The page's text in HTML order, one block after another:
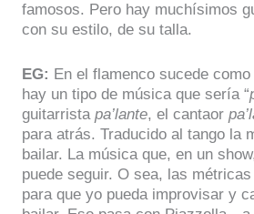
famosos. Pero hay muchísimos
con su estilo, de su talla.
EG: En el flamenco sucede
hay un tipo de música que sería “
guitarrista pa’lante, el cantaor
para atrás. Traducido al tango la
bailar. La música que, en un
puede seguir. O sea, las
para que yo pueda improvisar y